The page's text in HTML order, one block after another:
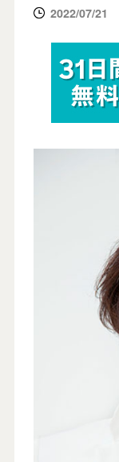
2022/07/21